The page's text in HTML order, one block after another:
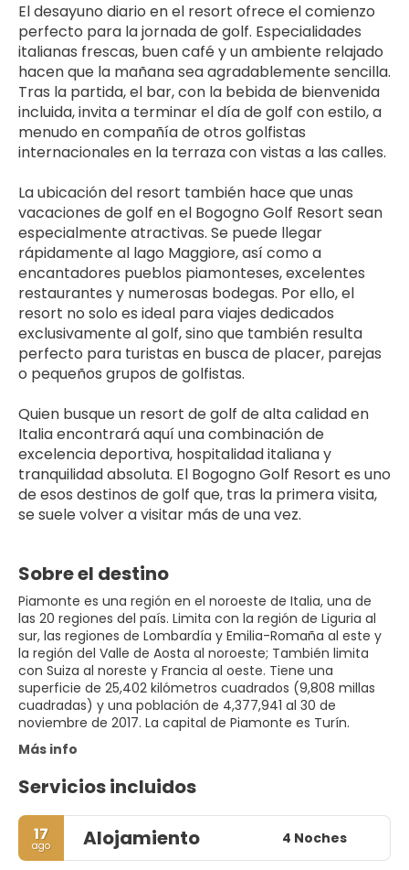
El desayuno diario en el resort ofrece el comienzo
perfecto para la jornada de golf. Especialidades
italianas frescas, buen café y un ambiente relajado
hacen que la mañana sea agradablemente sencilla.
Tras la partida, el bar, con la bebida de bienvenida
incluida, invita a terminar el día de golf con estilo, a
menudo en compañía de otros golfistas
internacionales en la terraza con vistas a las calles.
La ubicación del resort también hace que unas
vacaciones de golf en el Bogogno Golf Resort sean
especialmente atractivas. Se puede llegar
rápidamente al lago Maggiore, así como a
encantadores pueblos piamonteses, excelentes
restaurantes y numerosas bodegas. Por ello, el
resort no solo es ideal para viajes dedicados
exclusivamente al golf, sino que también resulta
perfecto para turistas en busca de placer, parejas
o pequeños grupos de golfistas.
Quien busque un resort de golf de alta calidad en
Italia encontrará aquí una combinación de
excelencia deportiva, hospitalidad italiana y
tranquilidad absoluta. El Bogogno Golf Resort es uno
de esos destinos de golf que, tras la primera visita,
se suele volver a visitar más de una vez.
Sobre el destino
Piamonte es una región en el noroeste de Italia, una de
las 20 regiones del país. Limita con la región de Liguria al
sur, las regiones de Lombardía y Emilia-Romaña al este y
la región del Valle de Aosta al noroeste; También limita
con Suiza al noreste y Francia al oeste. Tiene una
superficie de 25,402 kilómetros cuadrados (9,808 millas
cuadradas) y una población de 4,377,941 al 30 de
noviembre de 2017. La capital de Piamonte es Turín.
Más info
Servicios incluidos
17
ago Alojamiento 4 Noches